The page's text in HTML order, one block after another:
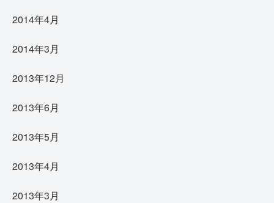
2014年4月
2014年3月
2013年12月
2013年6月
2013年5月
2013年4月
2013年3月